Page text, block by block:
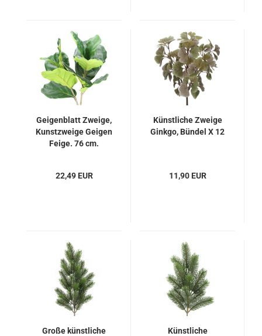
Geigenblatt Zweige,
Kunstzweige Geigen
Feige. 76 cm.
22,49 EUR
Künstliche Zweige
Ginkgo, Bündel X 12
11,90 EUR
Große künstliche
Künstliche